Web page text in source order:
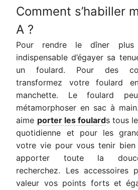
Comment s’habiller
A ?
Pour rendre le dîner
indispensable d’égayer sa
un foulard. Pour des
transformez votre foulard
manchette. Le foulard
métamorphoser en sac à
aime porter les foulards tous
quotidienne et pour les
votre vie pour vous tenir
apporter toute la
recherchez. Les accessoires
valeur vos points forts et